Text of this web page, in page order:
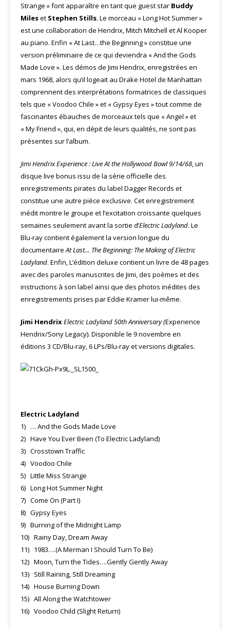
Strange » font apparaître en tant que guest star Buddy
Mileset Stephen Stills. Le morceau « Long Hot Summer »
est une collaboration de Hendrix, Mitch Mitchell et Al Kooper
au piano. Enfin « At Last…the Beginning » constitue une
version préliminaire de ce qui deviendra « And the Gods
Made Love ». Les démos de Jimi Hendrix, enregistrées en
mars 1968, alors qu’il logeait au Drake Hotel de Manhattan
comprennent des interprétations formatrices de classiques
tels que « Voodoo Chile » et « Gypsy Eyes » tout comme de
fascinantes ébauches de morceaux tels que « Angel » et
« My Friend », qui, en dépit de leurs qualités, ne sont pas
présentes sur l’album.
Jimi Hendrix Experience : Live At the Hollywood Bowl 9/14/68, un
disque live bonus issu de la série officielle des
enregistrements pirates du label Dagger Records et
constitue une autre pièce exclusive. Cet enregistrement
inédit montre le groupe et l’excitation croissante quelques
semaines seulement avant la sortie d’Electric Ladyland. Le
Blu-ray contient également la version longue du
documentaireAt Last… The Beginning: The Making of Electric
Ladyland. Enfin, L’édition deluxe contient un livre de 48 pages
avec des paroles manuscrites de Jimi, des poèmes et des
instructions à son label ainsi que des photos inédites des
enregistrements prises par Eddie Kramer lui-même.
Jimi HendrixElectric Ladyland 50th Anniversary (Experience
Hendrix/Sony Legacy). Disponible le 9 novembre en
éditions 3 CD/Blu-ray, 6 LPs/Blu-ray et versions digitales.
Electric Ladyland
1) … And the Gods Made Love
2) Have You Ever Been (To Electric Ladyland)
3) Crosstown Traffic
4) Voodoo Chile
5) Little Miss Strange
6) Long Hot Summer Night
7) Come On (Part I)
8) Gypsy Eyes
9) Burning of the Midnight Lamp
10) Rainy Day, Dream Away
11) 1983….(A Merman I Should Turn To Be)
12) Moon, Turn the Tides….Gently Gently Away
13) Still Raining, Still Dreaming
14) House Burning Down
15) All Along the Watchtower
16) Voodoo Child (Slight Return)